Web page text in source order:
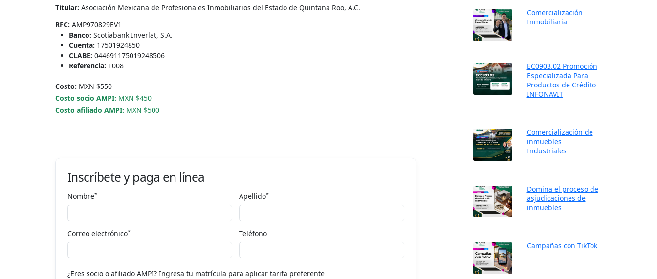
Titular: Asociación Mexicana de Profesionales Inmobiliarios del Estado de Quintana Roo, A.C.
RFC: AMP970829EV1
Banco: Scotiabank Inverlat, S.A.
Cuenta: 17501924850
CLABE: 044691175019248506
Referencia: 1008
Costo: MXN $550
Costo socio AMPI: MXN $450
Costo afiliado AMPI: MXN $500
Inscríbete y paga en línea
Nombre* Apellido*
Correo electrónico* Teléfono
¿Eres socio o afiliado AMPI? Ingresa tu matrícula para aplicar tarifa preferente
Comercialización
Inmobiliaria
EC0903.02 Promoción
Especializada Para
Productos de Crédito
INFONAVIT
Comercialización de
inmuebles
Industriales
Domina el proceso de
asjudicaciones de
inmuebles
Campañas con TikTok